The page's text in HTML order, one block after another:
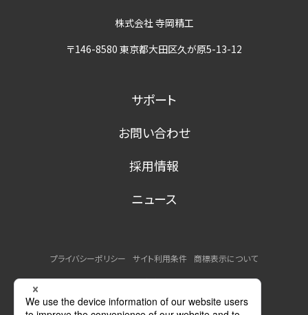
株式会社 寺岡精工
〒146-8580 東京都大田区久が原5-13-12
サポート
お問い合わせ
採用情報
ニュース
プライバシーポリシー サイト利用条件
商標表示について
MSDSの提供について